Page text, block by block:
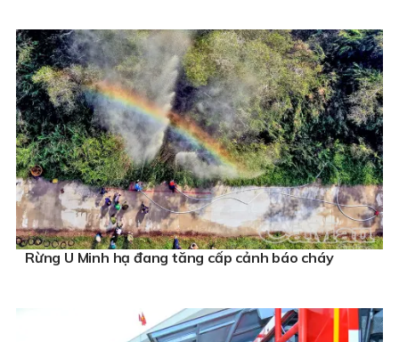
Rừng U Minh hạ đang tăng cấp cảnh báo cháy